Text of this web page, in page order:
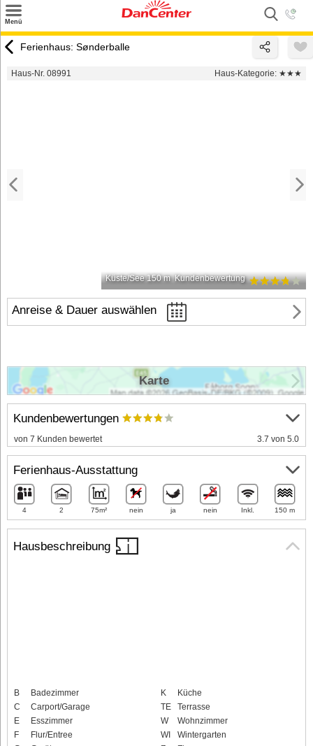
Menü
Urlaubsziele
Ferienhaus: Sønderballe
Haus-Nr. 08991 Haus-Kategorie: ★★★
Küste/See 150 m Kundenbewertung
Anreise & Dauer auswählen
Hausbeschreibung
B
Badezimmer
C
Carport/Garage
E
Esszimmer
F
Flur/Entree
K
Küche
TE
Terrasse
W
Wohnzimmer
WI
Wintergarten
Kundenbewertungen
von 7 Kunden bewertet 3.7 von 5.0
Ferienhaus-Ausstattung
4 2 75m² nein ja nein Inkl. 150 m
Karte